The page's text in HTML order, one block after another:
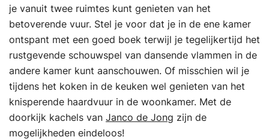
je vanuit twee ruimtes kunt genieten van het
betoverende vuur. Stel je voor dat je in de ene kamer
ontspant met een goed boek terwijl je tegelijkertijd het
rustgevende schouwspel van dansende vlammen in de
andere kamer kunt aanschouwen. Of misschien wil je
tijdens het koken in de keuken wel genieten van het
knisperende haardvuur in de woonkamer. Met de
doorkijk kachels van Janco de Jong zijn de
mogelijkheden eindeloos!